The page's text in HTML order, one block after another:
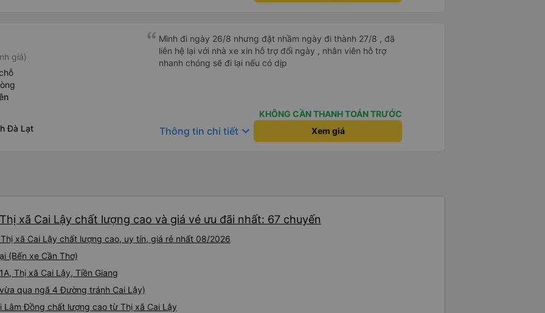
giá)
Đà Lạt
Mình đi ngày 26/8 nhưng đặt nhầm ngày đi thành 27/8 , đã
liên hệ lại với nhà xe xin hỗ trợ đổi ngày , nhân viên hỗ trợ
nhanh chóng sẽ đi lại nếu có dịp
KHÔNG CẦN THANH TOÁN TRƯỚC
Thông tin chi tiết keyboard_arrow_down Xem giá
xã Cai Lậy chất lượng cao và giá vé ưu đãi nhất: 67 chuyến
xã Cai Lậy chất lượng cao, uy tín, giá rẻ nhất 08/2026
(Bến xe Cần Thơ)
Thị xã Cai Lậy, Tiền Giang
qua ngã 4 Đường tránh Cai Lậy)
Lâm Đồng chất lượng cao từ Thị xã Cai Lậy